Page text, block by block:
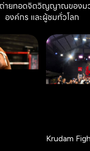
ถ่ายทอดจิตวิญญาณของม
องค์กร และผู้ชมทั่วโลก
Krudam